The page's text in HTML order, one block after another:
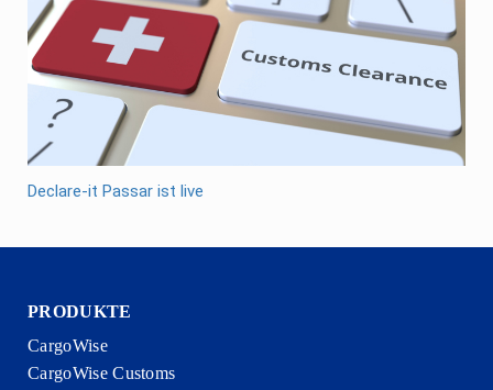
Declare-it Passar ist live
PRODUKTE
CargoWise
CargoWise Customs